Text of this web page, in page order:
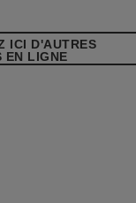
ICI D'AUTRES
EN LIGNE